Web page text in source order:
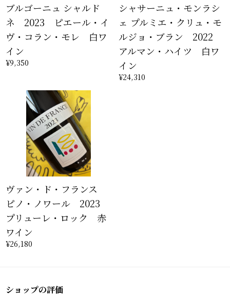
ブルゴーニュ シャルド
ネ 2023 ピエール・イ
ヴ・コラン・モレ 白ワ
イン
¥9,350
シャサーニュ・モンラシ
ェ プルミエ・クリュ・モ
ルジョ・ブラン 2022
アルマン・ハイツ 白ワ
イン
¥24,310
ヴァン・ド・フランス
ピノ・ノワール 2023
プリューレ・ロック 赤
ワイン
¥26,180
ショップの評価